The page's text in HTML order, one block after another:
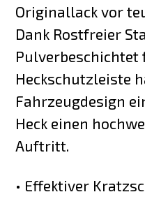
Originallack vor
Dank Rostfreier
Pulverbeschichtet
Heckschutzleiste
Fahrzeugdesign
Heck einen
Auftritt.
• Effektiver